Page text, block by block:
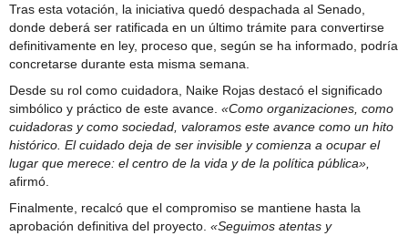
Tras esta votación, la iniciativa quedó despachada al Senado,
donde deberá ser ratificada en un último trámite para convertirse
definitivamente en ley, proceso que, según se ha informado, podría
concretarse durante esta misma semana.
Desde su rol como cuidadora, Naike Rojas destacó el significado
simbólico y práctico de este avance. «Como organizaciones, como
cuidadoras y como sociedad, valoramos este avance como un hito
histórico. El cuidado deja de ser invisible y comienza a ocupar el
lugar que merece: el centro de la vida y de la política pública»,
afirmó.
Finalmente, recalcó que el compromiso se mantiene hasta la
aprobación definitiva del proyecto. «Seguimos atentas y